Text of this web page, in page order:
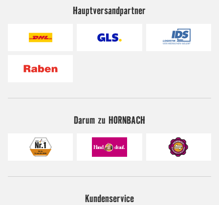
Hauptversandpartner
Darum zu HORNBACH
Kundenservice